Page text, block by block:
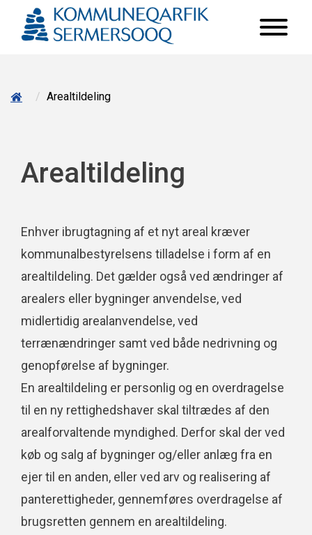
/ Arealtildeling
Arealtildeling
Enhver ibrugtagning af et nyt areal kræver
kommunalbestyrelsens tilladelse i form af en
arealtildeling. Det gælder også ved ændringer af
arealers eller bygninger anvendelse, ved
midlertidig arealanvendelse, ved
terrænændringer samt ved både nedrivning og
genopførelse af bygninger.
En arealtildeling er personlig og en overdragelse
til en ny rettighedshaver skal tiltrædes af den
arealforvaltende myndighed. Derfor skal der ved
køb og salg af bygninger og/eller anlæg fra en
ejer til en anden, eller ved arv og realisering af
panterettigheder, gennemføres overdragelse af
brugsretten gennem en arealtildeling.